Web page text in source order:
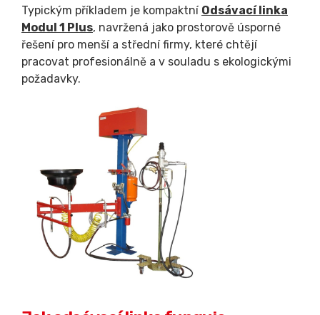
Typickým příkladem je kompaktní Odsávací linka
Modul 1 Plus, navržená jako prostorově úsporné
řešení pro menší a střední firmy, které chtějí
pracovat profesionálně a v souladu s ekologickými
požadavky.